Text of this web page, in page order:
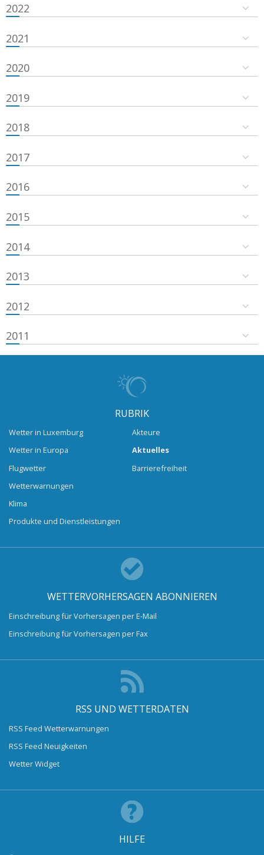
2022
2021
2020
2019
2018
2017
2016
2015
2014
2013
2012
2011
RUBRIK
Wetter in Luxemburg
Wetter in Europa
Flugwetter
Wetterwarnungen
Klima
Produkte und Dienstleistungen
Akteure
Aktuelles
Barrierefreiheit
WETTERVORHERSAGEN ABONNIEREN
Einschreibung für Vorhersagen per E-Mail
Einschreibung für Vorhersagen per Fax
RSS UND WETTERDATEN
RSS Feed Wetterwarnungen
RSS Feed Neuigkeiten
Wetter Widget
HILFE